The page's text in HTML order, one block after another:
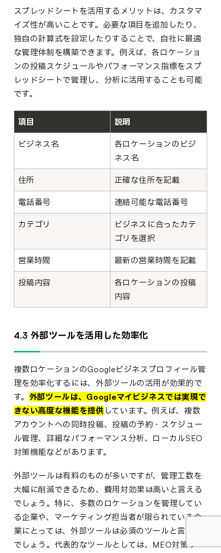
スプレッドシートを活用するメリットは、カスタマ
イズ性が高いことです。必要な項目を追加したり、
独自の計算式を設定したりすることで、自社に最適
な管理体制を構築できます。例えば、各ロケーショ
ンの投稿スケジュールやパフォーマンス指標をスプ
レッドシートで管理し、分析に活用することも可能
です。
項目 説明
ビジネス名
各ロケーションのビジ
ネス名
住所 正確な住所を記載
電話番号 連絡可能な電話番号
カテゴリ
ビジネスに合ったカテ
ゴリを選択
営業時間 最新の営業時間を記載
投稿内容
各ロケーションの投稿
内容
4.3 外部ツールを活用した効率化
複数ロケーションのGoogleビジネスプロフィール管
理を効率化するには、外部ツールの活用が効果的で
す。 外部ツールは、Googleマイビジネスでは実現で
きない高度な機能を提供 しています。例えば、複数
アカウントへの同時投稿、投稿の予約・スケジュー
ル管理、詳細なパフォーマンス分析、ローカルSEO
対策機能などがあります。
外部ツールは有料のものが多いですが、管理工数を
大幅に削減できるため、費用対効果は高いと言える
でしょう。特に、多数のロケーションを管理してい
る企業や、マーケティング担当者が限られている企
業にとっては、外部ツールは必須のツールと言える
でしょう。代表的なツールとしては、MEO対策ツー